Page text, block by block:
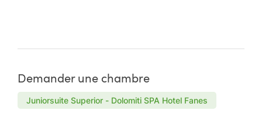
Demander une chambre
Juniorsuite Superior - Dolomiti SPA Hotel Fanes